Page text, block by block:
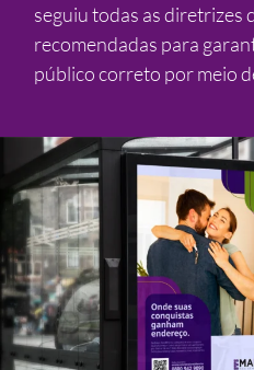
seguiu todas as diretrizes
recomendadas para
público correto por meio